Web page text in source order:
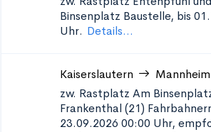
Binsenplatz Baustelle, bis
Uhr. Details...
Kaiserslautern Mannheim
zw. Rastplatz Am
Frankenthal (21)
23.09.2026 00:00 Uhr,